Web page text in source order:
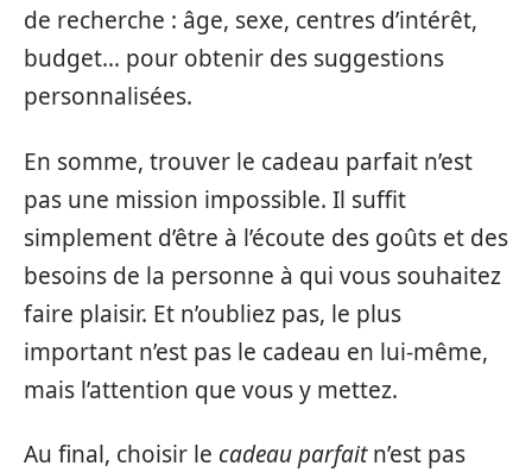
de recherche : âge, sexe, centres d’intérêt,
budget… pour obtenir des suggestions
personnalisées.
En somme, trouver le cadeau parfait n’est
pas une mission impossible. Il suffit
simplement d’être à l’écoute des goûts et des
besoins de la personne à qui vous souhaitez
faire plaisir. Et n’oubliez pas, le plus
important n’est pas le cadeau en lui-même,
mais l’attention que vous y mettez.
Au final, choisir le cadeau parfaitn’est pas